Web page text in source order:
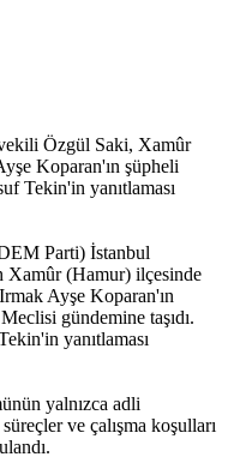
Özgül Saki, Xamûr
Koparan'ın şüpheli
Tekin'in yanıtlaması
Parti) İstanbul
(Hamur) ilçesinde
Ayşe Koparan'ın
gündemine taşıdı.
yanıtlaması
yalnızca adli
ve çalışma koşulları